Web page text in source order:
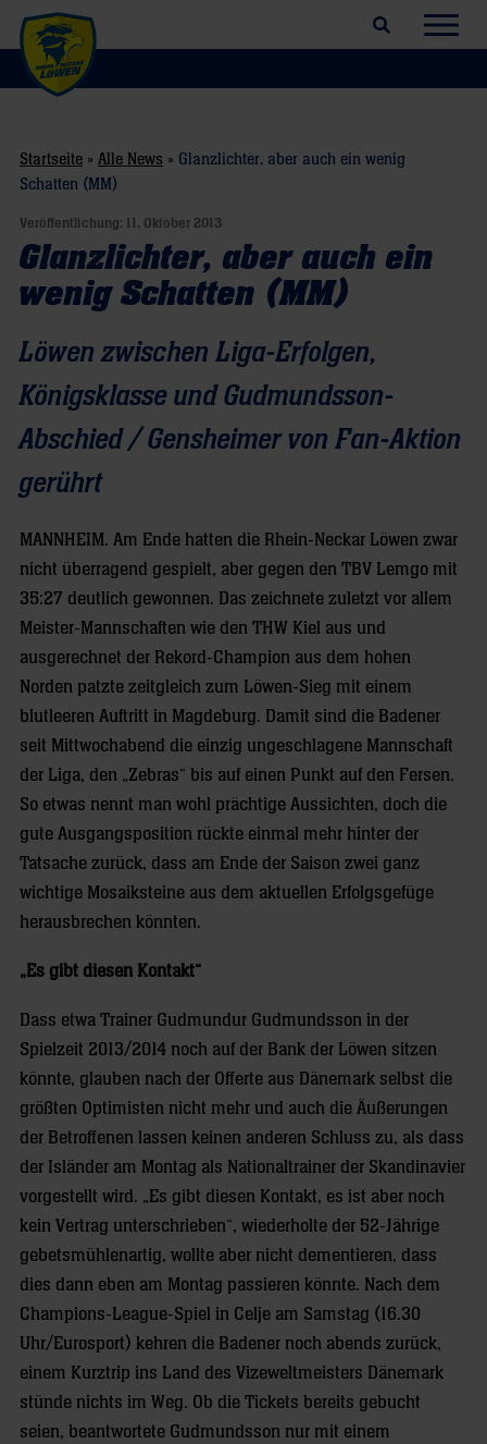
Suchfeld öffnen
Startseite » Alle News » Glanzlichter, aber auch ein wenig
Schatten (MM)
Veröffentlichung: 11. Oktober 2013
Glanzlichter, aber auch ein
wenig Schatten (MM)
Löwen zwischen Liga-Erfolgen,
Königsklasse und Gudmundsson-
Abschied / Gensheimer von Fan-Aktion
gerührt
MANNHEIM. Am Ende hatten die Rhein-Neckar Löwen zwar
nicht überragend gespielt, aber gegen den TBV Lemgo mit
35:27 deutlich gewonnen. Das zeichnete zuletzt vor allem
Meister-Mannschaften wie den THW Kiel aus und
ausgerechnet der Rekord-Champion aus dem hohen
Norden patzte zeitgleich zum Löwen-Sieg mit einem
blutleeren Auftritt in Magdeburg. Damit sind die Badener
seit Mittwochabend die einzig ungeschlagene Mannschaft
der Liga, den „Zebras“ bis auf einen Punkt auf den Fersen.
So etwas nennt man wohl prächtige Aussichten, doch die
gute Ausgangsposition rückte einmal mehr hinter der
Tatsache zurück, dass am Ende der Saison zwei ganz
wichtige Mosaiksteine aus dem aktuellen Erfolgsgefüge
herausbrechen könnten.
„Es gibt diesen Kontakt“
Dass etwa Trainer Gudmundur Gudmundsson in der
Spielzeit 2013/2014 noch auf der Bank der Löwen sitzen
könnte, glauben nach der Offerte aus Dänemark selbst die
größten Optimisten nicht mehr und auch die Äußerungen
der Betroffenen lassen keinen anderen Schluss zu, als dass
der Isländer am Montag als Nationaltrainer der Skandinavier
vorgestellt wird. „Es gibt diesen Kontakt, es ist aber noch
kein Vertrag unterschrieben“, wiederholte der 52-Jährige
gebetsmühlenartig, wollte aber nicht dementieren, dass
dies dann eben am Montag passieren könnte. Nach dem
Champions-League-Spiel in Celje am Samstag (16.30
Uhr/Eurosport) kehren die Badener noch abends zurück,
einem Kurztrip ins Land des Vizeweltmeisters Dänemark
stünde nichts im Weg. Ob die Tickets bereits gebucht
seien, beantwortete Gudmundsson nur mit einem